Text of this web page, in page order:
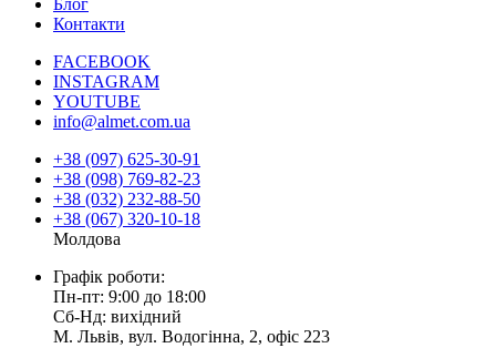
Блог
Контакти
FACEBOOK
INSTAGRAM
YOUTUBE
info@almet.com.ua
+38 (097) 625-30-91
+38 (098) 769-82-23
+38 (032) 232-88-50
+38 (067) 320-10-18
Молдова
Графік роботи:
Пн-пт: 9:00 до 18:00
Сб-Нд: вихідний
М. Львів, вул. Водогінна, 2, офіс 223